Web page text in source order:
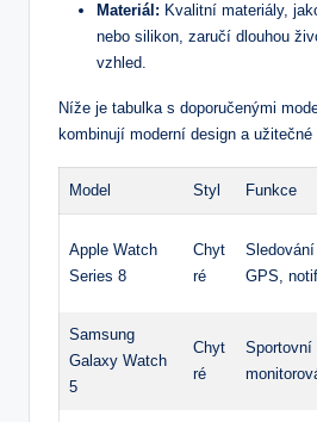
Materiál: Kvalitní materiály,
nebo silikon, zaručí dlouhou
vzhled.
Níže je tabulka s doporučenými
kombinují moderní design a užitečné
Model Styl Funkce
Apple Watch
Series 8
Chyt
ré
GPS,
Samsung
Galaxy Watch
5
Chyt
ré
Sportovní